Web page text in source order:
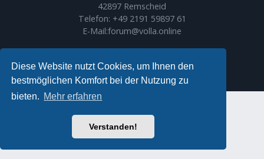
Diese Website nutzt Cookies, um Ihnen den
bestmöglichen Komfort bei der Nutzung zu
bieten. Mehr erfahren
Verstanden!
42897 Remscheid
Telefon: +49 2191 59897 61
E-Mail:forum@volla.online
Ariki Theme byGramziu